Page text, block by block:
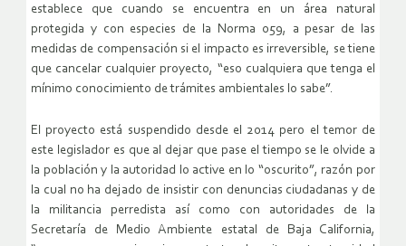
establece que cuando se encuentra en un área natural
protegida y con especies de la Norma 059, a pesar de las
medidas de compensación si el impacto es irreversible, se tiene
que cancelar cualquier proyecto, “eso cualquiera que tenga el
mínimo conocimiento de trámites ambientales lo sabe”.
El proyecto está suspendido desde el 2014 pero el temor de
este legislador es que al dejar que pase el tiempo se le olvide a
la población y la autoridad lo active en lo “oscurito”, razón por
la cual no ha dejado de insistir con denuncias ciudadanas y de
la militancia perredista así como con autoridades de la
Secretaría de Medio Ambiente estatal de Baja California,